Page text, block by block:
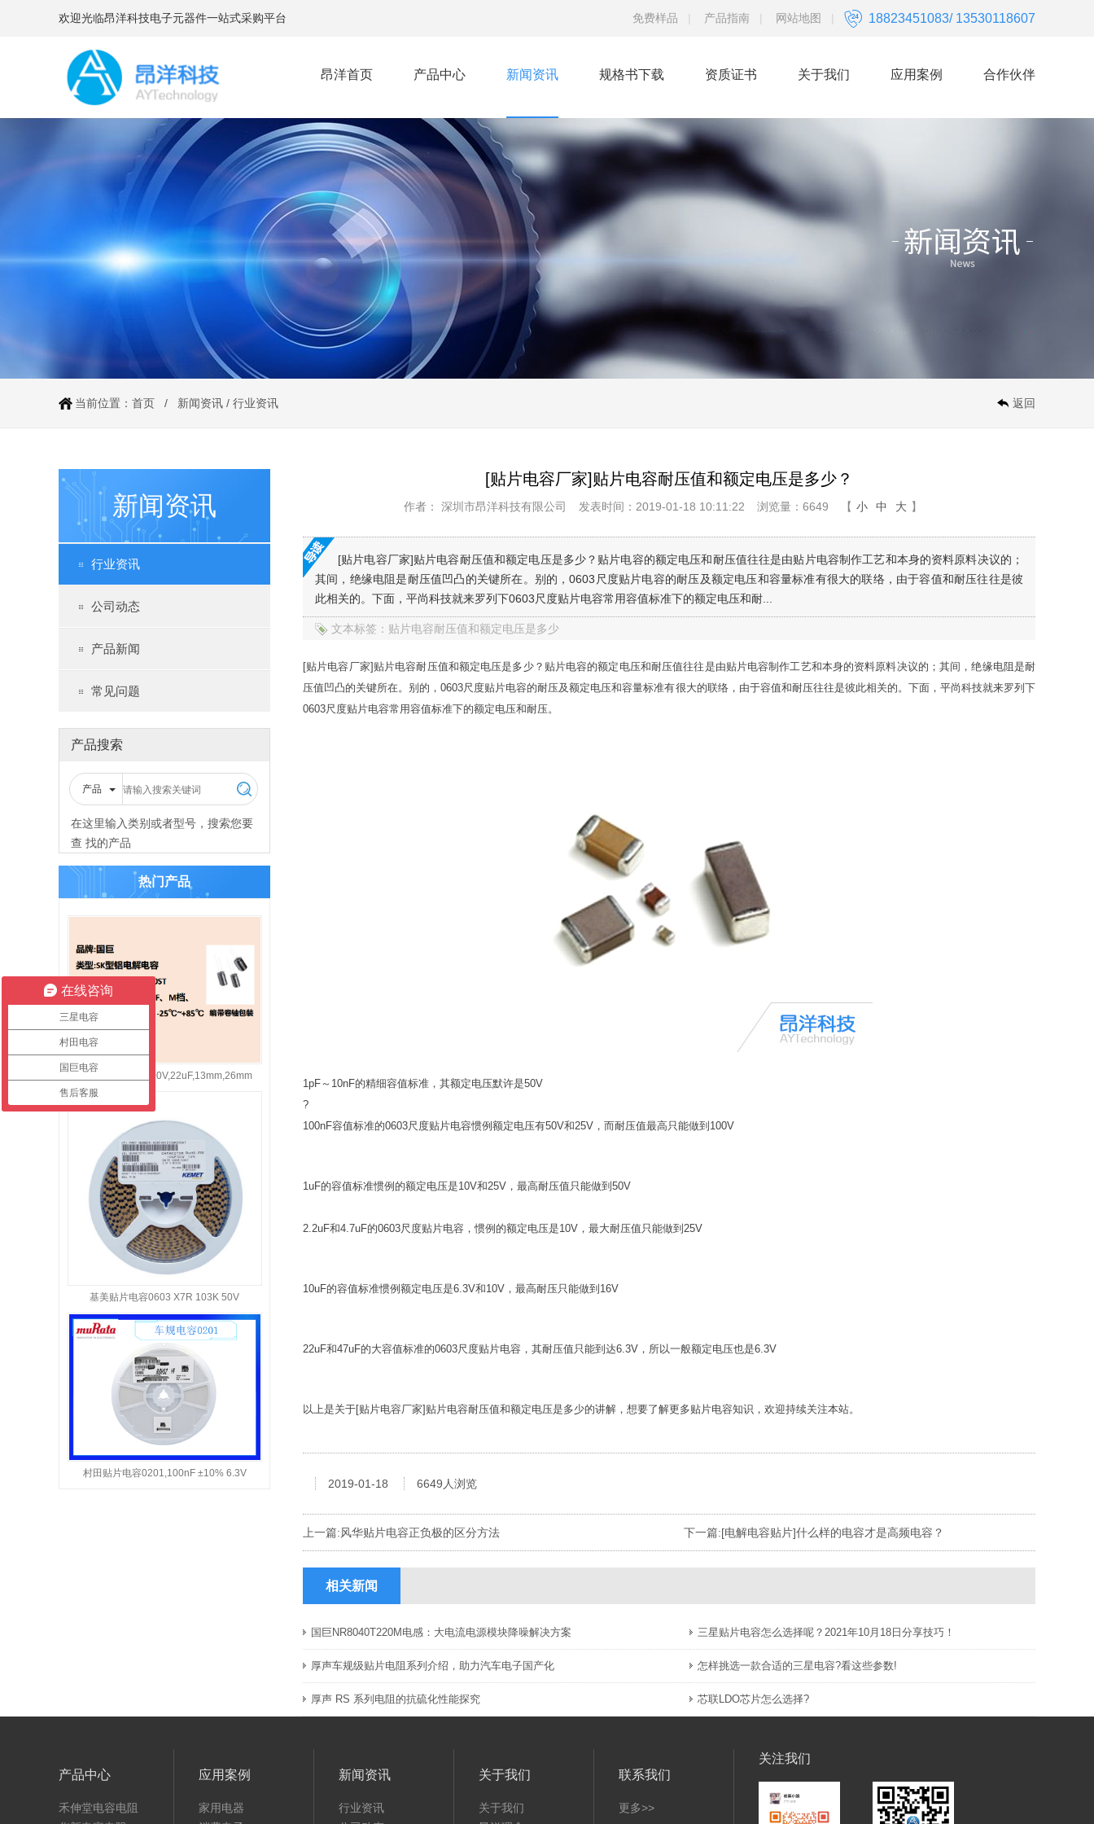
欢迎光临昂洋科技电子元器件一站式采购平台 免费样品 | 产品指南 | 网站地图 | 18823451083/ 13530118607
昂洋首页 产品中心 新闻资讯 规格书下载 资质证书 关于我们 应用案例 合作伙伴
返回
当前位置： 首页 / 新闻资讯 / 行业资讯
新闻资讯
行业资讯
公司动态
产品新闻
常见问题
产品搜索
产品
在这里输入类别或者型号，搜索您要
查 找的产品
热门产品
国巨铝电解电容400V,22uF,13mm,26mm
基美贴片电容0603 X7R 103K 50V
村田贴片电容0201,100nF ±10% 6.3V
[贴片电容厂家]贴片电容耐压值和额定电压是多少？
作者： 深圳市昂洋科技有限公司 发表时间：2019-01-18 10:11:22 浏览量：6649 【 小 中 大 】
[贴片电容厂家]贴片电容耐压值和额定电压是多少？贴片电容的额定电压和耐压值往往是由贴片电容制作工艺和本身的资料原料决议的；
其间，绝缘电阻是耐压值凹凸的关键所在。别的，0603尺度贴片电容的耐压及额定电压和容量标准有很大的联络，由于容值和耐压往往是彼
此相关的。下面，平尚科技就来罗列下0603尺度贴片电容常用容值标准下的额定电压和耐...
文本标签：贴片电容耐压值和额定电压是多少
[贴片电容厂家]贴片电容耐压值和额定电压是多少？贴片电容的额定电压和耐压值往往是由贴片电容制作工艺和本身的资料原料决议的；其间，绝缘电阻是耐
压值凹凸的关键所在。别的，0603尺度贴片电容的耐压及额定电压和容量标准有很大的联络，由于容值和耐压往往是彼此相关的。下面，平尚科技就来罗列下
0603尺度贴片电容常用容值标准下的额定电压和耐压。
1pF～10nF的精细容值标准，其额定电压默许是50V
?
100nF容值标准的0603尺度贴片电容惯例额定电压有50V和25V，而耐压值最高只能做到100V
1uF的容值标准惯例的额定电压是10V和25V，最高耐压值只能做到50V
2.2uF和4.7uF的0603尺度贴片电容，惯例的额定电压是10V，最大耐压值只能做到25V
10uF的容值标准惯例额定电压是6.3V和10V，最高耐压只能做到16V
22uF和47uF的大容值标准的0603尺度贴片电容，其耐压值只能到达6.3V，所以一般额定电压也是6.3V
以上是关于[贴片电容厂家]贴片电容耐压值和额定电压是多少的讲解，想要了解更多贴片电容知识，欢迎持续关注本站。
2019-01-18 6649人浏览
上一篇: 风华贴片电容正负极的区分方法 下一篇:[电解电容贴片]什么样的电容才是高频电容？
相关新闻
国巨NR8040T220M电感：大电流电源模块降噪解决方案 三星贴片电容怎么选择呢？2021年10月18日分享技巧！
厚声车规级贴片电阻系列介绍，助力汽车电子国产化 怎样挑选一款合适的三星电容?看这些参数!
厚声 RS 系列电阻的抗硫化性能探究 芯联LDO芯片怎么选择?
产品中心
禾伸堂电容电阻
应用案例
家用电器
新闻资讯
行业资讯
关于我们
关于我们
联系我们
更多>>
关注我们
在线咨询
三星电容
村田电容
国巨电容
售后客服